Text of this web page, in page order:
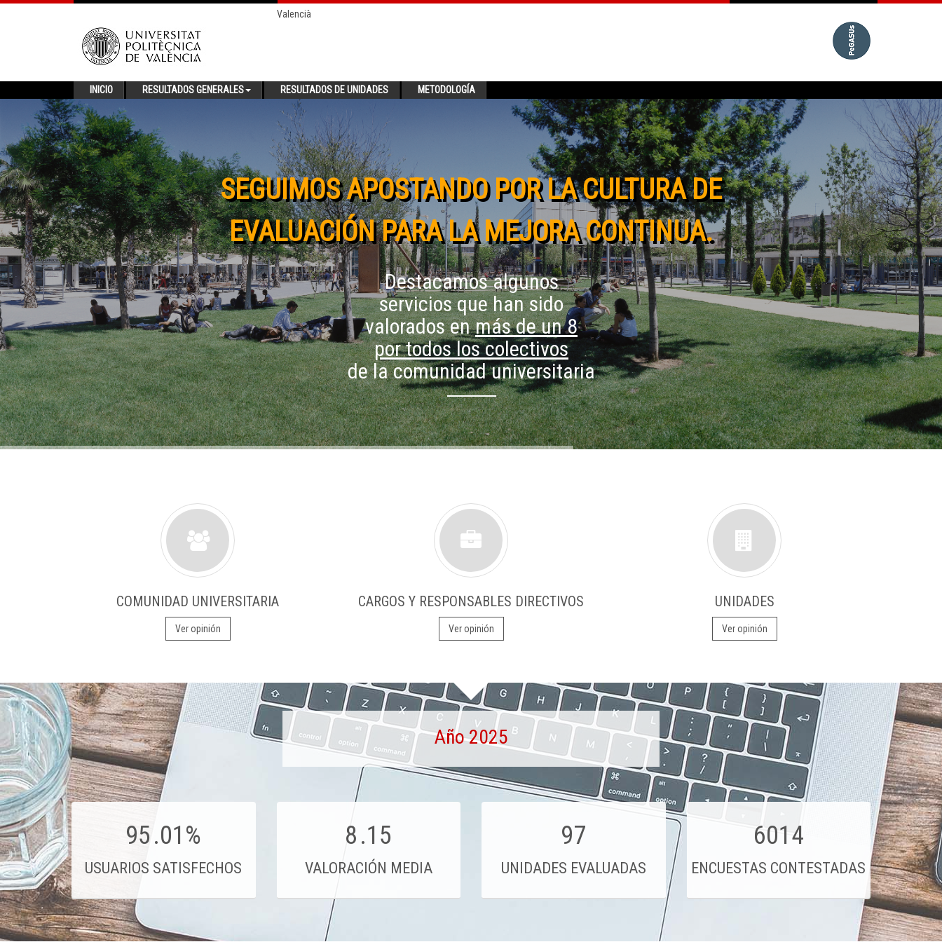
Valencià
INICIO RESULTADOS GENERALES RESULTADOS DE UNIDADES METODOLOGÍA
SEGUIMOS APOSTANDO POR LA CULTURA DE
EVALUACIÓN PARA LA MEJORA CONTINUA.
Destacamos algunos
servicios que han sido
valorados enmás de un 8
por todos los colectivos
de la comunidad universitaria
COMUNIDAD UNIVERSITARIA
Ver opinión
CARGOS Y RESPONSABLES DIRECTIVOS
Ver opinión
UNIDADES
Ver opinión
Año 2025
95.01%
USUARIOS SATISFECHOS
8.15
VALORACIÓN MEDIA
97
UNIDADES EVALUADAS
6014
ENCUESTAS CONTESTADAS